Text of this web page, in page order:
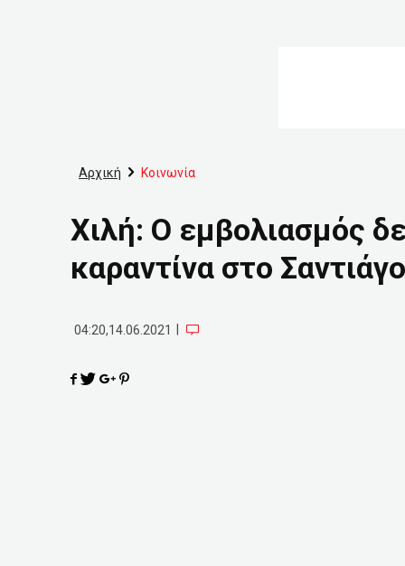
Αρχική Κοινωνία
Χιλή: Ο εμβολιασμός
καραντίνα στο Σαντιάγο
04:20,14.06.2021